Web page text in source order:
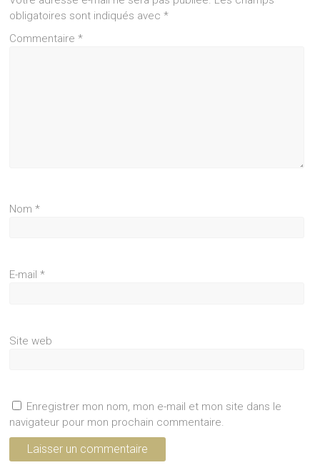
obligatoires sont indiqués avec*
Commentaire*
Nom*
E-mail*
Site web
Enregistrer mon nom, mon e-mail et mon site dans le
navigateur pour mon prochain commentaire.